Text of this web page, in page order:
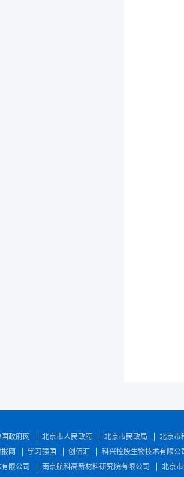
国政府网 北京市人民政府 北京市民政局
北京市
网
学习强国 创佰汇
科兴控股生物技术有限公
限公司
南京航科高新材料研究院有限公司
北京